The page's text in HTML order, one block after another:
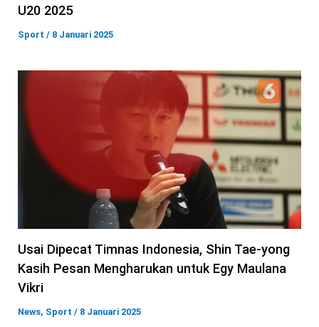
U20 2025
Sport / 8 Januari 2025
Usai Dipecat Timnas Indonesia, Shin Tae-yong
Kasih Pesan Mengharukan untuk Egy Maulana
Vikri
News, Sport / 8 Januari 2025